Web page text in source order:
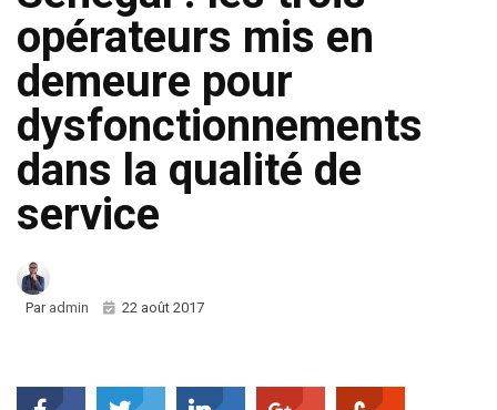
opérateurs mis en
demeure pour
dysfonctionnements
dans la qualité de
service
Par admin 22 août 2017